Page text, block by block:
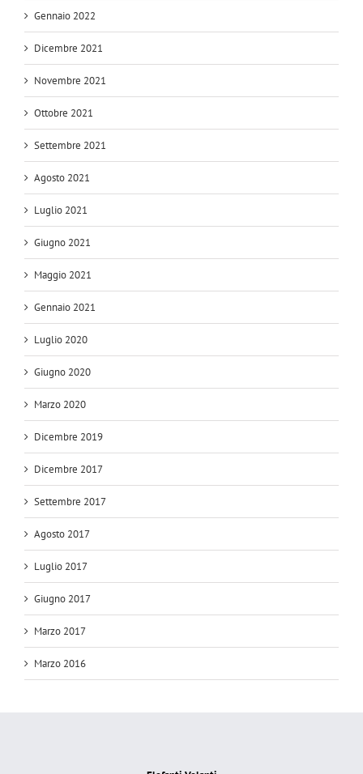
Gennaio 2022
Dicembre 2021
Novembre 2021
Ottobre 2021
Settembre 2021
Agosto 2021
Luglio 2021
Giugno 2021
Maggio 2021
Gennaio 2021
Luglio 2020
Giugno 2020
Marzo 2020
Dicembre 2019
Dicembre 2017
Settembre 2017
Agosto 2017
Luglio 2017
Giugno 2017
Marzo 2017
Marzo 2016